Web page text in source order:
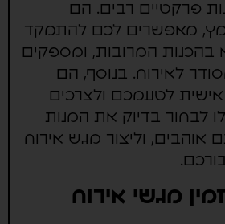
פרקטיים רבים. הם
מאפשרים לכם להתמקד
בהכנות המרובות, ומספקים
לאירוח. בנוסף, הם
לטעמכם ולצרכים
בדיוק את המנות
וליצור מגש אירוח
מגשי אירוח